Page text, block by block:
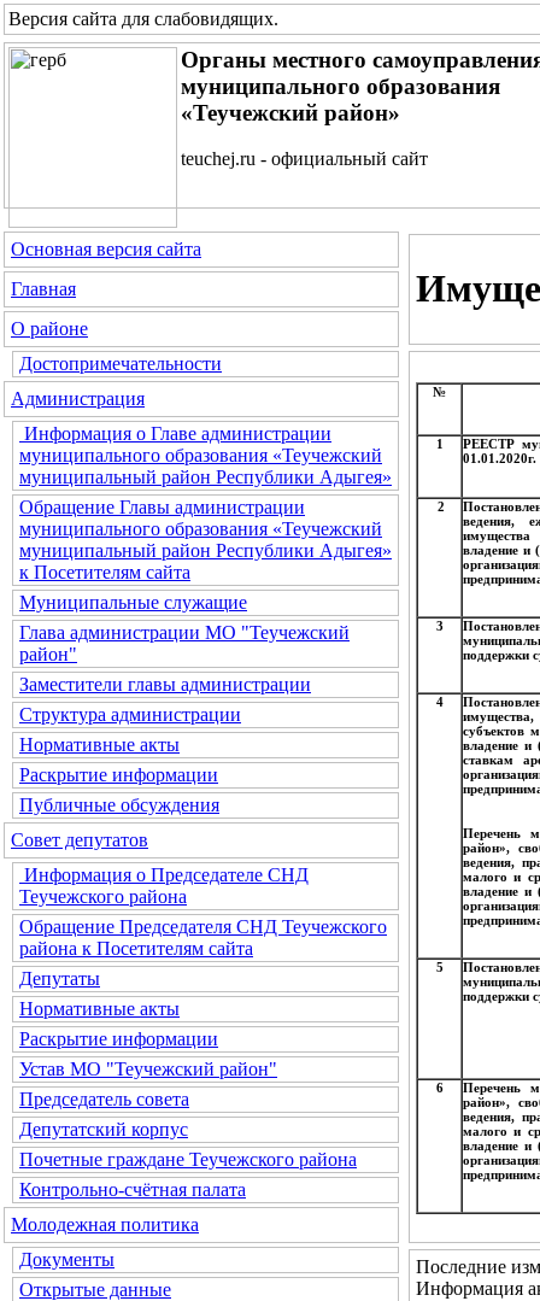
Версия сайта для слабовидящих.
Органы местного
муниципального образования
«Теучежский район»
teuchej.ru - официальный сайт
Основная версия сайта
Главная
О районе
Достопримечательности
Администрация
Информация о Главе администрации
муниципального образования «Теучежский
муниципальный район Республики Адыгея»
Обращение Главы администрации
муниципального образования «Теучежский
муниципальный район Республики Адыгея»
к Посетителям сайта
Муниципальные служащие
Глава администрации МО "Теучежский
район"
Заместители главы администрации
Структура администрации
Нормативные акты
Раскрытие информации
Публичные обсуждения
Совет депутатов
Информация о Председателе СНД
Теучежского района
Обращение Председателя СНД Теучежского
района к Посетителям сайта
Депутаты
Нормативные акты
Раскрытие информации
Устав МО "Теучежский район"
Председатель совета
Депутатский корпус
Почетные граждане Теучежского района
Контрольно-счётная палата
Молодежная политика
Документы
Открытые данные
№
1
РЕЕСТР
2
ведения,
имущества
владение и
3
поддержки
4
имущества,
субъектов
владение и
ставкам
Перечень
район»,
ведения,
малого и
владение и
5
поддержки
6
Перечень
район»,
ведения,
малого и
владение и
Последние
Информация